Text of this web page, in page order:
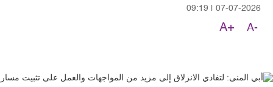
07-07-2026
09:19
A-
A+